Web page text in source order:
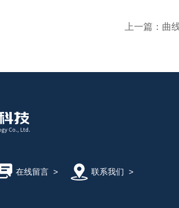
上一篇： 曲
在线留言> 联系我们 >